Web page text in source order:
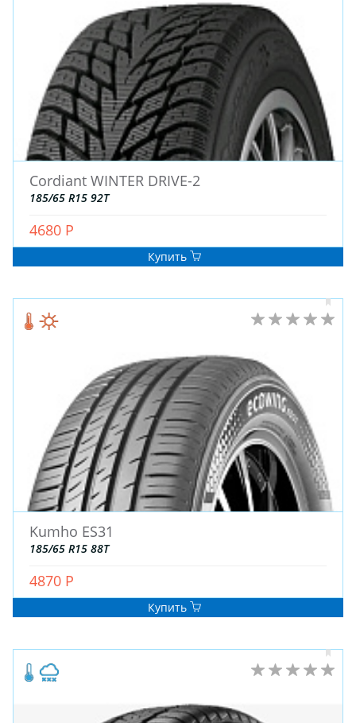
ЛЕТНИЕ
ДЛЯ СПЕЦТЕХНИКИ
ДЛЯ ГРУЗОВЫХ АВТО
ДЛЯ ЛЕГКОВЫХ АВТО
ШИНЫ
ДИСКИ
Cordiant WINTER DRIVE-2
185/65 R15 92T
4680 Р
Купить
Kumho ES31
185/65 R15 88T
4870 Р
Купить